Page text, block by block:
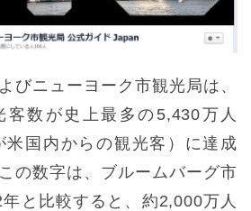
びニューヨーク市観光局は、
客数が史上最多の5,430万人
米国内からの観光客）に達成
の数字は、ブルームバーグ市
と比較すると、約2,000万人